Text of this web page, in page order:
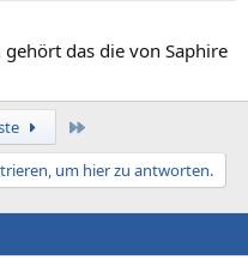
das die von Saphire
um hier zu antworten.